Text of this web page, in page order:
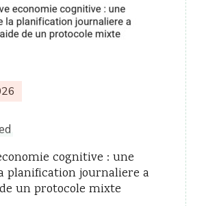
cognitive : une
planification journaliere a
un protocole mixte